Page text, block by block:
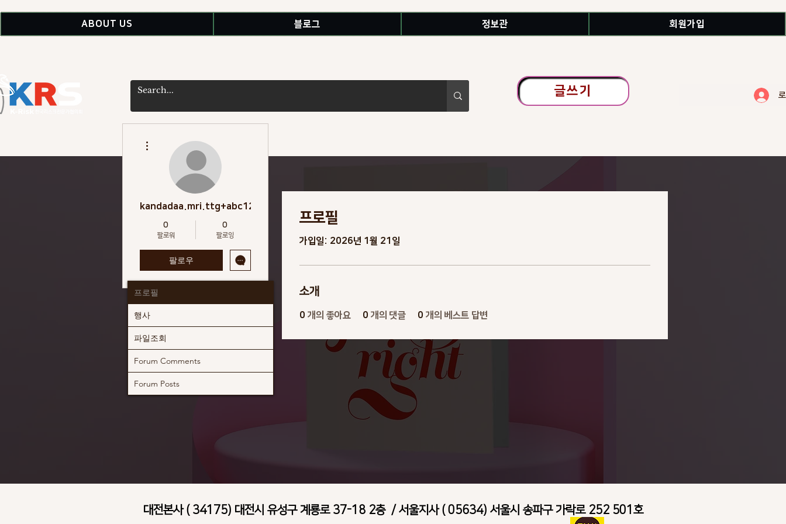
ABOUT US 블로그 정보관 회원가입
글쓰기
프로필
가입일: 2026년 1월 21일
소개
0 개의 좋아요 0 개의 댓글 0 개의 베스트 답변
kandadaa.mri.ttg+abc123
0
팔로워
0
팔로잉
팔로우
프로필
행사
파일조회
Forum Comments
Forum Posts
대전본사 ( 34175) 대전시 유성구 계룡로 37-18 2층 / 서울지사 ( 05634) 서울시 송파구 가락로 252 501호